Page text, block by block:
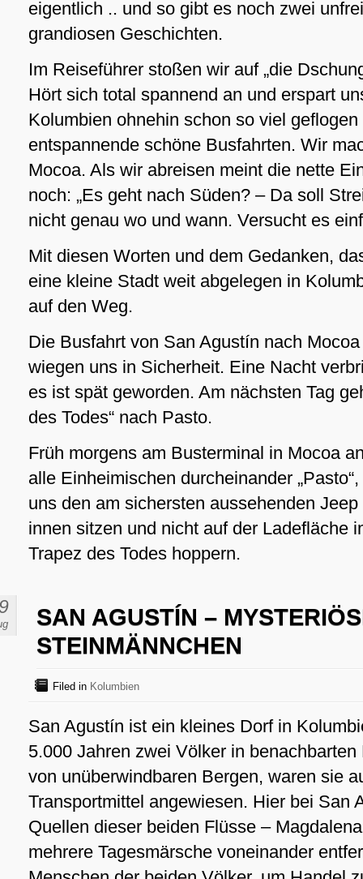
eigentlich .. und so gibt es noch zwei
grandiosen Geschichten.
Im Reiseführer stoßen wir auf „die
Hört sich total spannend an und erspart
Kolumbien ohnehin schon so viel
entspannende schöne Busfahrten. Wir
Mocoa. Als wir abreisen meint die nette
noch: „Es geht nach Süden? – Da soll
nicht genau wo und wann. Versucht es
Mit diesen Worten und dem Gedanken,
eine kleine Stadt weit abgelegen in
auf den Weg.
Die Busfahrt von San Agustín nach
wiegen uns in Sicherheit. Eine Nacht
es ist spät geworden. Am nächsten Tag
des Todes“ nach Pasto.
Früh morgens am Busterminal in Mocoa
alle Einheimischen durcheinander
uns den am sichersten aussehenden
innen sitzen und nicht auf der Ladefläche
Trapez des Todes hoppern.
SAN AGUSTÍN –
STEINMÄNNCHEN
Filed in Kolumbien
San Agustín ist ein kleines Dorf in
5.000 Jahren zwei Völker in
von unüberwindbaren Bergen, waren sie
Transportmittel angewiesen. Hier bei San
Quellen dieser beiden Flüsse –
mehrere Tagesmärsche voneinander